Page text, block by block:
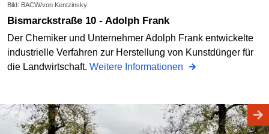
Bild: BACW/von Kentzinsky
Bismarckstraße 10 - Adolph Frank
Der Chemiker und Unternehmer Adolph Frank entwickelte
industrielle Verfahren zur Herstellung von Kunstdünger für
die Landwirtschaft. Weitere Informationen